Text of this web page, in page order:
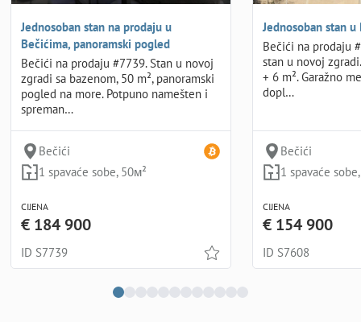
Jednosoban stan na prodaju u
Bečićima, panoramski pogled
Bečići na prodaju #7739. Stan u novoj
zgradi sa bazenom, 50 m², panoramski
pogled na more. Potpuno namešten i
spreman…
Bečići
1 spavaće sobe, 50м²
CIJENA
€ 184 900
ID S7739
Jednosoban stan u
Bečići na prodaju
stan u novoj
+ 6 m². Garažno
dopl…
Bečići
1 spavaće
CIJENA
€ 154 900
ID S7608